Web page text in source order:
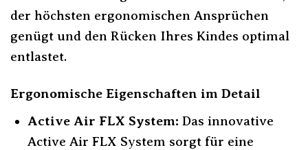
der höchsten ergonomischen Ansprüchen
genügt und den Rücken Ihres Kindes optimal
entlastet.
Ergonomische Eigenschaften im Detail
Active Air FLX System: Das innovative
Active Air FLX System sorgt für eine